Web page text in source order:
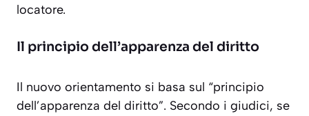
locatore.
Il principio dell’apparenza del diritto
Il nuovo orientamento si basa sul “principio
dell’apparenza del diritto”. Secondo i giudici, se